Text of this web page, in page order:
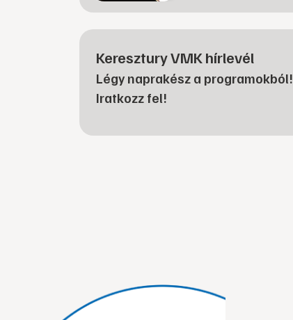
Keresztury VMK hírlevél
Légy naprakész a programokból!
Iratkozz fel!